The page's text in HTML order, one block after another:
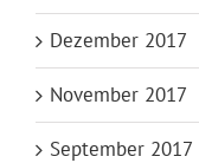
Dezember 2017
November 2017
September 2017